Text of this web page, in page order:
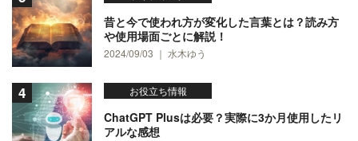
昔と今で使われ方が変化した言葉とは？読み方
や使用場面ごとに解説！
2024/09/03 ｜ 水木ゆう
お役立ち情報
ChatGPT Plusは必要？実際に3か月使用したリ
アルな感想